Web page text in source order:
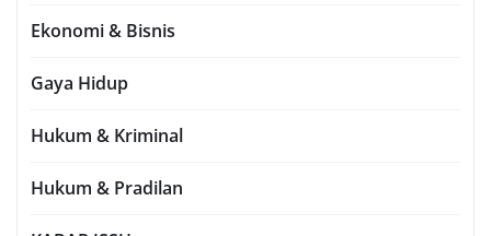
Ekonomi & Bisnis
Gaya Hidup
Hukum & Kriminal
Hukum & Pradilan